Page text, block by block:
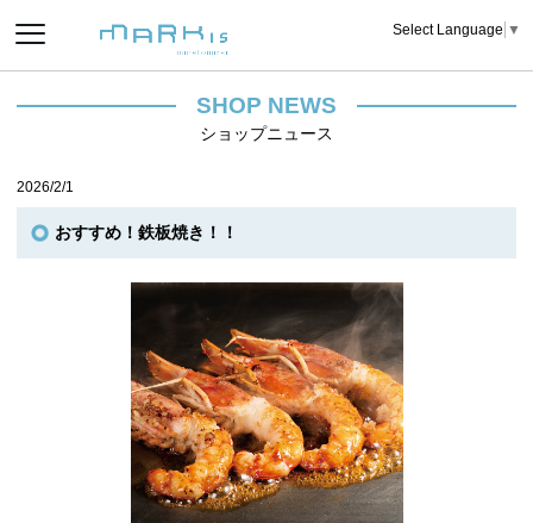
Select Language ▼
SHOP NEWS
ショップニュース
2026/2/1
おすすめ！鉄板焼き！！